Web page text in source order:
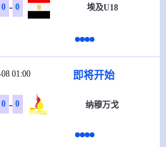
0 - 0 埃及U18
01:00 即将开始
0 - 0 纳穆万戈